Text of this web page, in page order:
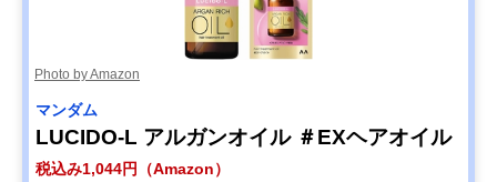
Photo by Amazon
マンダム
LUCIDO-L アルガンオイル ＃EXヘアオイル
税込み1,044円（Amazon）